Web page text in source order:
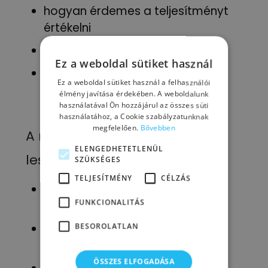
hogyan érdemes a teljesítményt
értékelni
milyen módszerrel készítsd fel a
csapatodat az év végére, illetve
az újranindulásra
A megszerzett tudással képes
leszel arra, hogy
elkerüld az év végi bónuszból
eredő csapdákat
megtarts egy jól felépített
Ez a weboldal sütiket használ
Ez a weboldal sütiket használ a felhasználói
élmény javítása érdekében. A weboldalunk
használatával Ön hozzájárul az összes süti
használatához, a Cookie szabályzatunknak
megfelelően. Bővebben
ELENGEDHETETLENÜL
SZÜKSÉGES
TELJESÍTMÉNY
CÉLZÁS
FUNKCIONALITÁS
BESOROLATLAN
ÖSSZES ELFOGADÁSA